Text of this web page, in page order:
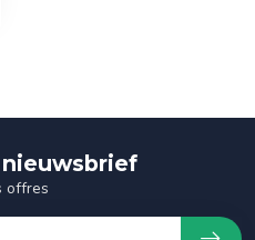
offres